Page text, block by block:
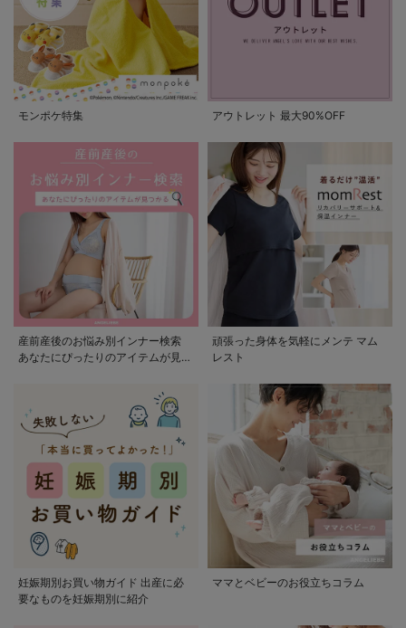
モンポケ特集 アウトレット 最大90%OFF
産前産後のお悩み別インナー検索
あなたにぴったりのアイテムが見つ
頑張った身体を気軽にメンテ マム
レスト
妊娠期別お買い物ガイド 出産に必
要なものを妊娠期別に紹介
ママとベビーのお役立ちコラム